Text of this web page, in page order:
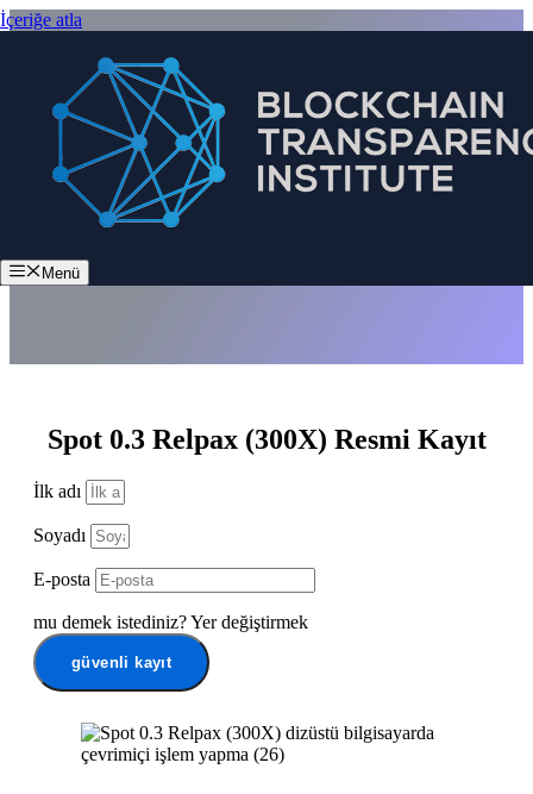
İçeriğe atla
Menü
Spot 0.3 Relpax (300X) Resmi Kayıt
İlk adı
Soyadı
E-posta
mu demek istediniz?Yer değiştirmek
güvenli kayıt